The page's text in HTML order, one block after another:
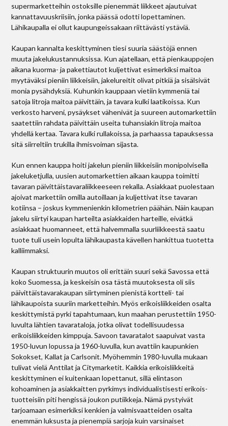
supermarketteihin ostoksille pienemmät liikkeet ajautuivat
kannattavuuskriisiin, jonka päässä odotti lopettaminen.
Lähikaupalla ei ollut kaupungeissakaan riittävästi ystäviä.
Kaupan kannalta keskittyminen tiesi suuria säästöjä ennen
muuta jakelukustannuksissa. Kun ajatellaan, että pienkauppojen
aikana kuorma- ja pakettiautot kuljettivat esimerkiksi maitoa
myytäväksi pieniin liikkeisiin, jakelureitit olivat pitkiä ja sisälsivät
monia pysähdyksiä. Kuhunkin kauppaan vietiin kymmeniä tai
satoja litroja maitoa päivittäin, ja tavara kulki laatikoissa. Kun
verkosto harveni, pysäykset vähenivät ja suureen automarkettiin
saatettiin rahdata päivittäin useita tuhansiakin litroja maitoa
yhdellä kertaa. Tavara kulki rullakoissa, ja parhaassa tapauksessa
sitä siirreltiin trukilla ihmisvoiman sijasta.
Kun ennen kauppa hoiti jakelun pieniin liikkeisiin monipolvisella
jakeluketjulla, uusien automarkettien aikaan kauppa toimitti
tavaran päivittäistavaraliikkeeseen rekalla. Asiakkaat puolestaan
ajoivat markettiin omilla autoillaan ja kuljettivat itse tavaran
kotiinsa – joskus kymmenienkin kilometrien päähän. Näin kaupan
jakelu siirtyi kaupan harteilta asiakkaiden harteille, eivätkä
asiakkaat huomanneet, että halvemmalla suurliikkeestä saatu
tuote tuli usein lopulta lähikaupasta kävellen hankittua tuotetta
kalliimmaksi.
Kaupan struktuurin muutos oli erittäin suuri sekä Savossa että
koko Suomessa, ja keskeisin osa tästä muutoksesta oli siis
päivittäistavarakaupan siirtyminen pienistä kortteli- tai
lähikaupoista suuriin marketteihin. Myös erikoisliikkeiden osalta
keskittymistä pyrki tapahtumaan, kun maahan perustettiin 1950-
luvulta lähtien tavarataloja, jotka olivat todellisuudessa
erikoisliikkeiden kimppuja. Savoon tavaratalot saapuivat vasta
1950-luvun lopussa ja 1960-luvulla, kun avattiin kaupunkien
Sokokset, Kallat ja Carlsonit. Myöhemmin 1980-luvulla mukaan
tulivat vielä Anttilat ja Citymarketit. Kaikkia erikoisliikkeitä
keskittyminen ei kuitenkaan lopettanut, sillä elintason
kohoaminen ja asiakkaitten pyrkimys individualistisesti erikois­
tuotteisiin piti hengissä joukon putiikkeja. Nämä pystyivät
tarjoamaan esimerkiksi kenkien ja valmisvaatteiden osalta
enemmän luksusta ja pienempiä sarjoja kuin varsinaiset